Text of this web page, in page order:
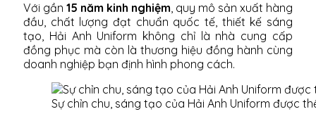
Với gần 15 năm kinh nghiệm, quy mô sản xuất hàng
đầu, chất lượng đạt chuẩn quốc tế, thiết kế sáng
tạo, Hải Anh Uniform không chỉ là nhà cung cấp
đồng phục mà còn là thương hiệu đồng hành cùng
doanh nghiệp bạn định hình phong cách.
Sự chỉn chu, sáng tạo của Hải Anh Uniform được